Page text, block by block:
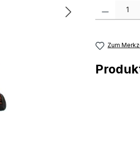
Produkt
Zum